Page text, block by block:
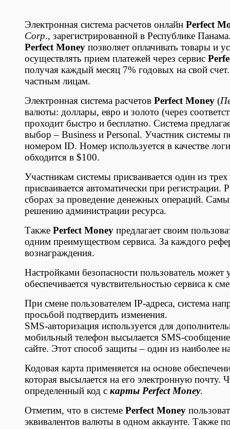
Электронная система расчетов онлайн Perfect
Corp., зарегистрированной в Республике
Perfect Money позволяет оплачивать товары и
осуществлять прием платежей через сервис
получая каждый месяц 7% годовых на свой
частным лицам.
Электронная система расчетов Perfect Money (
валюты: доллары, евро и золото (через
проходит быстро и бесплатно. Система
выбор – Business и Personal. Участник системы
номером ID. Номер используется в качестве
обходится в $100.
Участникам системы присваивается один из
присваивается автоматически при
сборах за проведение денежных операций.
решению администрации ресурса.
Также Perfect Money предлагает своим
одним преимуществом сервиса. За каждого
вознаграждения.
Настройками безопасности пользователь может
обеспечивается чувствительностью сервиса к
При смене пользователем IP-адреса, система
просьбой подтвердить изменения.
SMS-авторизация используется для
мобильный телефон высылается SMS-
сайте. Этот способ защиты – один из наиболее
Кодовая карта применяется на основе
которая высылается на его электронную почту.
определенный код с карты Perfect Money.
Отметим, что в системе Perfect Money
эквивалентов валюты в одном аккаунте. Также